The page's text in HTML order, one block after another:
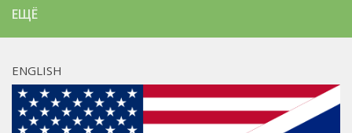
ЕЩЁ
ENGLISH